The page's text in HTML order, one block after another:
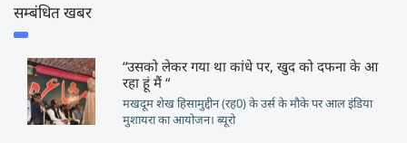
सम्बंधित खबर
“उसको लेकर गया था कांधे पर, खुद को दफना के आ
रहा हूं मैं “
मखदूम शेख हिसामुद्दीन (रह0) के उर्स के मौके पर आल इंडिया
मुशायरा का आयोजन। ब्यूरो